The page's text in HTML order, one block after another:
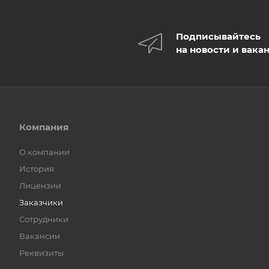
Подписывайтесь
на новости и
Компания
О компании
История
Лицензии
Заказчики
Сотрудники
Вакансии
Реквизиты